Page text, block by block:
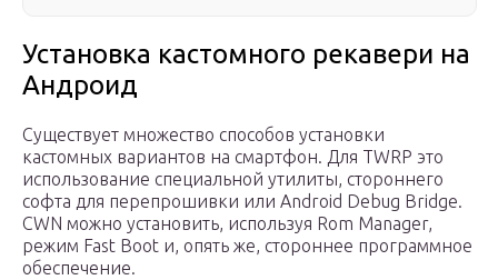
Установка кастомного рекавери на
Андроид
Существует множество способов установки
кастомных вариантов на смартфон. Для TWRP это
использование специальной утилиты, стороннего
софта для перепрошивки или Android Debug Bridge.
CWN можно установить, используя Rom Manager,
режим Fast Boot и, опять же, стороннее программное
обеспечение.